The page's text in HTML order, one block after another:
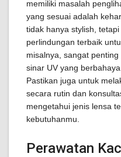
memiliki masalah
yang sesuai adalah
tidak hanya stylish,
perlindungan terbaik
misalnya, sangat
sinar UV yang
Pastikan juga untuk
secara rutin dan
mengetahui jenis lensa
kebutuhanmu.
Perawatan